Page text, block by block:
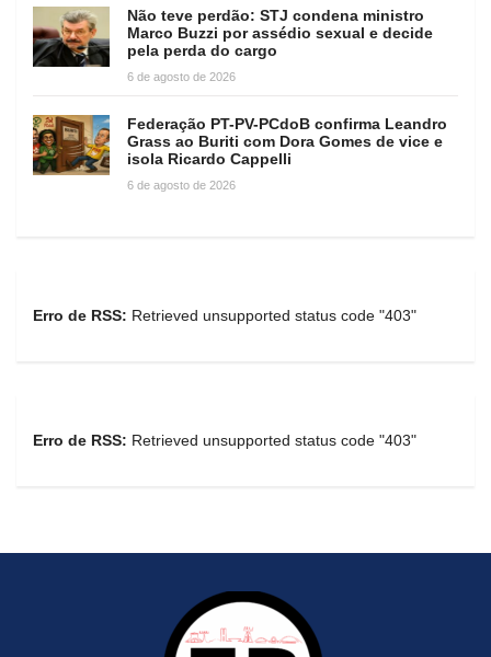
Não teve perdão: STJ condena ministro
Marco Buzzi por assédio sexual e decide
pela perda do cargo
6 de agosto de 2026
Federação PT-PV-PCdoB confirma Leandro
Grass ao Buriti com Dora Gomes de vice e
isola Ricardo Cappelli
6 de agosto de 2026
Erro de RSS: Retrieved unsupported status code "403"
Erro de RSS: Retrieved unsupported status code "403"